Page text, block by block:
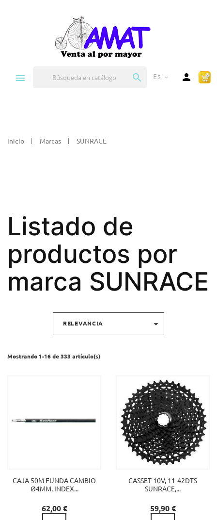
 Es expand_more 
Inicio Marcas SUNRACE
Listado de
productos por
marca SUNRACE
RELEVANCIA 
Mostrando 1-16 de 333 artículo(s)
CAJA 50M FUNDA CAMBIO
Ø4MM, INDEX...
Precio
62,00 €
CASSET 10V, 11-42DTS
SUNRACE,...
Precio
59,90 €